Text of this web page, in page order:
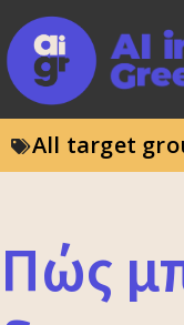
All target
Πώς